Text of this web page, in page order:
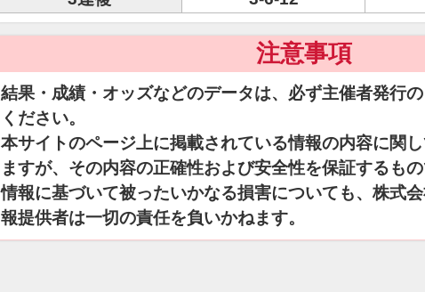
注意事項
結果・成績・オッズなどのデータは、必ず主催者発行
ください。
本サイトのページ上に掲載されている情報の内容に関
ますが、その内容の正確性および安全性を保証するも
情報に基づいて被ったいかなる損害についても、株式
報提供者は一切の責任を負いかねます。